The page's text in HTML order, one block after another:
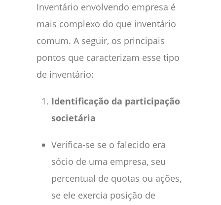
Inventário envolvendo empresa é
mais complexo do que inventário
comum. A seguir, os principais
pontos que caracterizam esse tipo
de inventário:
Identificação da participação
societária
Verifica-se se o falecido era
sócio de uma empresa, seu
percentual de quotas ou ações,
se ele exercia posição de